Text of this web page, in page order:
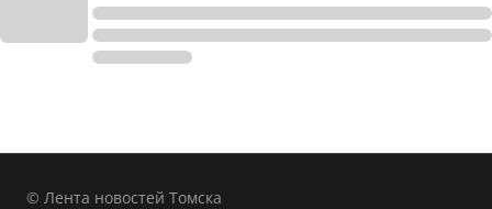
© Лента новостей Томска